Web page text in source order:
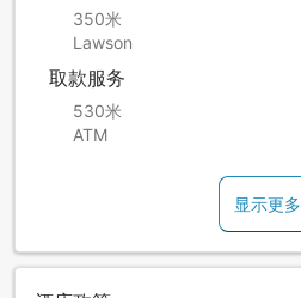
350米
Lawson
取款服务
530米
ATM
显示更多